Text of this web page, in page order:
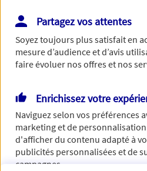
Vous disposez de droits sur les
plus d’informations,cliquez ici.
Partagez vos attentes
Soyez toujours plus satisfait en
mesure d’audience et d’avis
faire évoluer nos offres et nos
Enrichissez votre
Naviguez selon vos préférences
marketing et de
d'afficher du contenu adapté à
publicités personnalisées et de
campagnes.